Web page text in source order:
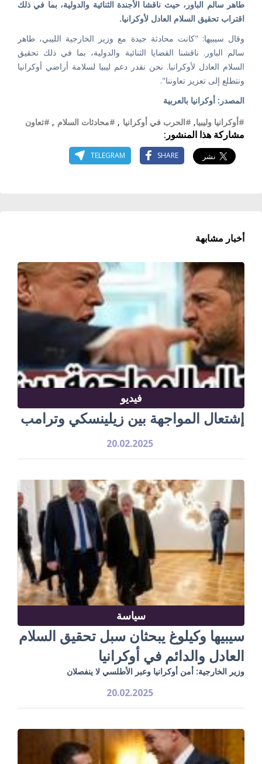
طاهر سالم الباور، حيث ناقشا الأجندة الثنائية والدولية، بما في ذلك
اقتراب تحقيق السلام العادل لأوكرانيا.
وقال سيبيها: "كانت محادثة جيدة مع وزير الخارجية الليبي، طاهر
سالم الباور. ناقشنا القضايا الثنائية والدولية، بما في ذلك تحقيق
السلام العادل لأوكرانيا. نحن نقدر دعم ليبيا لسلامة أراضي أوكرانيا
ونتطلع إلى تعزيز تعاوننا".
المصدر: أوكرانيا بالعربية
#أوكرانيا وليبيا, #الحرب في أوكرانيا , #محادثات السلام , #تعاون
مشاركة هذا المنشور:
SHARE
TELEGRAM
أخبار مشابهة
فيديو
إشتعال المواجهة بين زيلينسكي وترامب
20.02.2025
سياسة
سيبيها وكيلوغ يبحثان سبل تحقيق السلام
العادل والدائم في أوكرانيا
وزير الخارجية: أمن أوكرانيا وعبر الأطلسي لا ينفصلان
20.02.2025